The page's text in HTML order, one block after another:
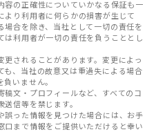
容の正確性についていかなる保証も一
り利用者に何らかの損害が生じて
合を除き、当社として一切の責任を
は利用者が一切の責任を負うこととし
されることがあります。変更によっ
も、当社の故意又は重過失による場合
いません。
文・プロフィールなど、すべてのコ
信等を禁じます。
誤った情報を見つけた場合には、お手
まで情報をご提供いただけると幸い